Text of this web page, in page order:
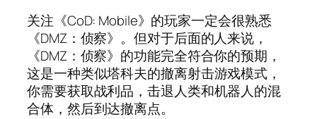
关注《CoD: Mobile》的玩家一定会很熟悉
《DMZ：侦察》。但对于后面的人来说，
《DMZ：侦察》的功能完全符合你的预期，
这是一种类似塔科夫的撤离射击游戏模式，
你需要获取战利品，击退人类和机器人的混
合体，然后到达撤离点。